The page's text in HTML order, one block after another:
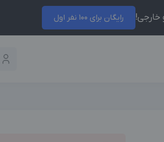
رایگان برای 100 نفر اول